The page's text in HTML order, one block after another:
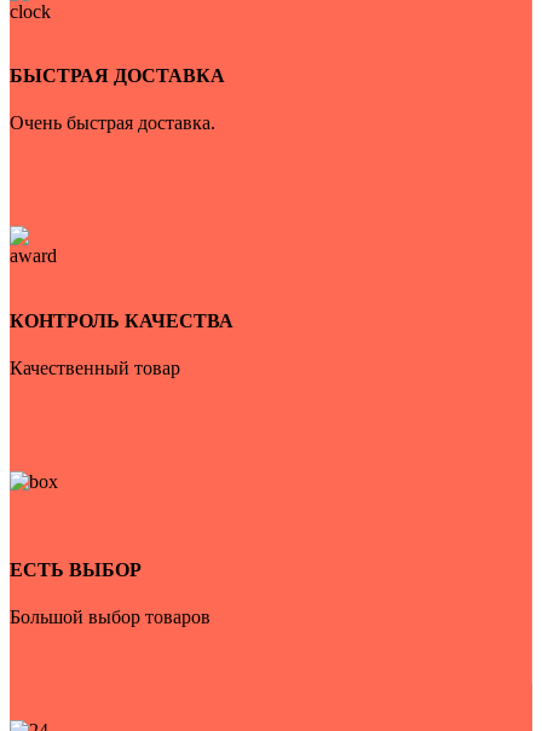
БЫСТРАЯ ДОСТАВКА
Очень быстрая доставка.
КОНТРОЛЬ КАЧЕСТВА
Качественный товар
ЕСТЬ ВЫБОР
Большой выбор товаров